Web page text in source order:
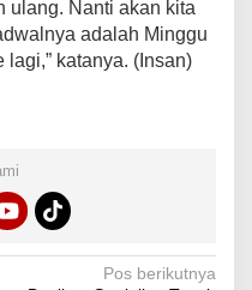
ulang. Nanti akan kita
adalah Minggu
katanya. (Insan)
Pos berikutnya